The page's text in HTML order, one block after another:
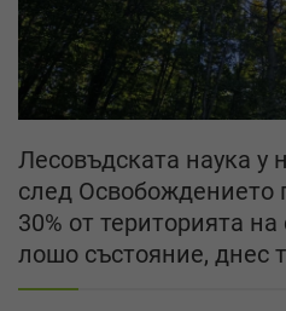
Лесовъдската наука у
след Освобождението
30% от територията
лошо състояние, днес